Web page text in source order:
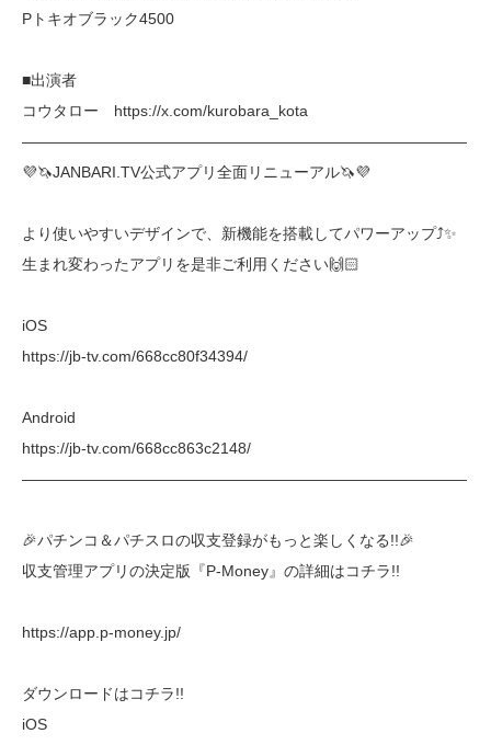
Pトキオブラック4500
■出演者
コウタロー https://x.com/kurobara_kota
―――――――――――――――――――――――――――――
💜🦄JANBARI.TV公式アプリ全面リニューアル🦄💜
より使いやすいデザインで、新機能を搭載してパワーアップ⤴︎✨
生まれ変わったアプリを是非ご利用ください🙌🏻
iOS
https://jb-tv.com/668cc80f34394/
Android
https://jb-tv.com/668cc863c2148/
―――――――――――――――――――――――――――――
🎉パチンコ＆パチスロの収支登録がもっと楽しくなる!!🎉
収支管理アプリの決定版『P-Money』の詳細はコチラ!!
https://app.p-money.jp/
ダウンロードはコチラ!!
iOS